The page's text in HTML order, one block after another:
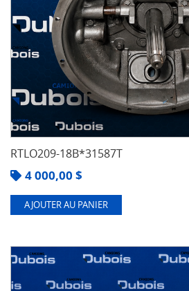
RTLO209-18B*31587T
4 000,00 $
AJOUTER AU PANIER